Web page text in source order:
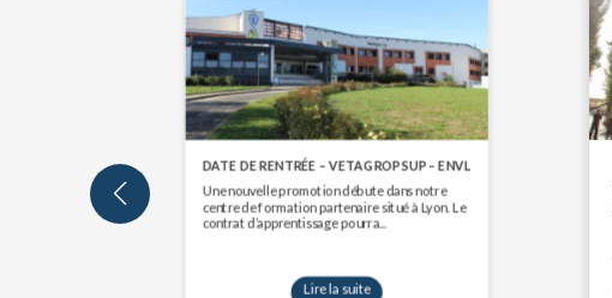
DATE DE RENTRÉE – VETAGROP SUP – ENVL
Une nouvelle promotion débute dans notre
centre de formation partenaire situé à Lyon. Le
contrat d’apprentissage pourra...
Lire la suite